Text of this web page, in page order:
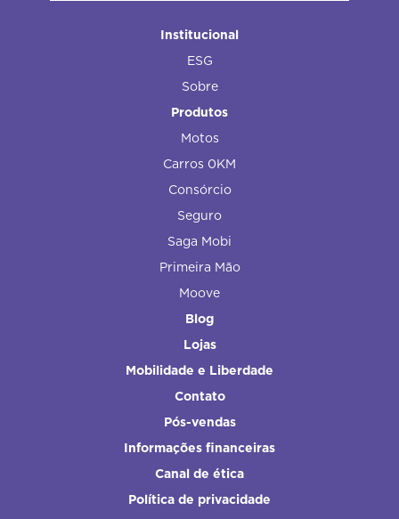
Institucional
ESG
Sobre
Produtos
Motos
Carros 0KM
Consórcio
Seguro
Saga Mobi
Primeira Mão
Moove
Blog
Lojas
Mobilidade e Liberdade
Contato
Pós-vendas
Informações financeiras
Canal de ética
Política de privacidade